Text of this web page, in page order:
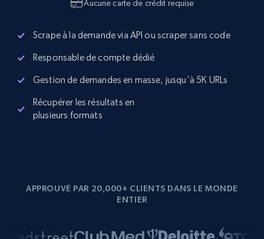
Aucune carte de crédit requise
Scrape à la demande via API ou scraper sans code
Responsable de compte dédié
Gestion de demandes en masse, jusqu'à 5K URLs
Récupérer les résultats en
plusieurs formats
APPROUVÉ PAR 20,000+ CLIENTS DANS LE MONDE
ENTIER